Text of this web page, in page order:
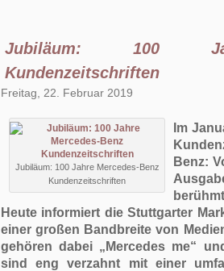
Jubiläum: 100
Kundenzeitschriften
Freitag, 22. Februar 2019
Jubiläum: 100 Jahre Mercedes-Benz
Kundenzeitschriften
Im
Benz:
Heute informiert die Stuttgarter
einer großen Bandbreite von
gehören dabei „Mercedes me“
sind eng verzahnt mit einer